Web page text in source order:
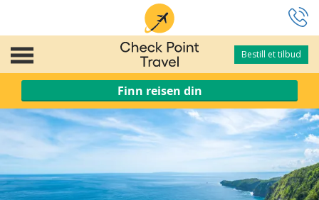
Bestill et tilbud
Bestill et tilbud
Finn reisen din